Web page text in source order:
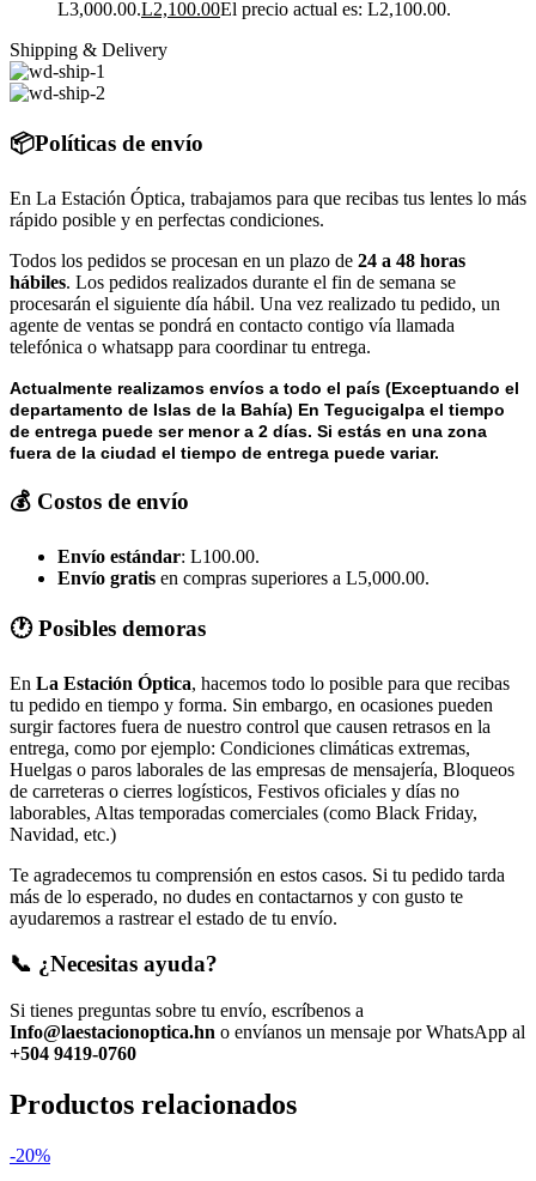
L3,000.00.L2,100.00El precio actual es: L2,100.00.
Shipping & Delivery
📦Políticas de envío
En La Estación Óptica, trabajamos para que recibas tus lentes lo más
rápido posible y en perfectas condiciones.
Todos los pedidos se procesan en un plazo de 24 a 48 horas
hábiles. Los pedidos realizados durante el fin de semana se
procesarán el siguiente día hábil. Una vez realizado tu pedido, un
agente de ventas se pondrá en contacto contigo vía llamada
telefónica o whatsapp para coordinar tu entrega.
Actualmente realizamos envíos a todo el país (Exceptuando el
departamento de Islas de la Bahía) En Tegucigalpa el tiempo
de entrega puede ser menor a 2 días. Si estás en una zona
fuera de la ciudad el tiempo de entrega puede variar.
💰 Costos de envío
Envío estándar: L100.00.
Envío gratis en compras superiores a L5,000.00.
🕐 Posibles demoras
En La Estación Óptica, hacemos todo lo posible para que recibas
tu pedido en tiempo y forma. Sin embargo, en ocasiones pueden
surgir factores fuera de nuestro control que causen retrasos en la
entrega, como por ejemplo: Condiciones climáticas extremas,
Huelgas o paros laborales de las empresas de mensajería, Bloqueos
de carreteras o cierres logísticos, Festivos oficiales y días no
laborables, Altas temporadas comerciales (como Black Friday,
Navidad, etc.)
Te agradecemos tu comprensión en estos casos. Si tu pedido tarda
más de lo esperado, no dudes en contactarnos y con gusto te
ayudaremos a rastrear el estado de tu envío.
📞 ¿Necesitas ayuda?
Si tienes preguntas sobre tu envío, escríbenos a
Info@laestacionoptica.hn o envíanos un mensaje por WhatsApp al
+504 9419-0760
Productos relacionados
-20%